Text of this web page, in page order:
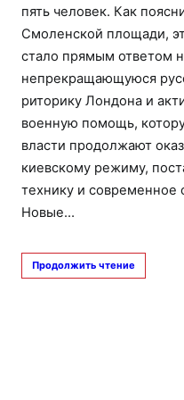
пять человек. Как
Смоленской площади,
стало прямым ответом
непрекращающуюся
риторику Лондона и
военную помощь,
власти продолжают
киевскому режиму,
технику и современное
Новые…
Продолжить чтение